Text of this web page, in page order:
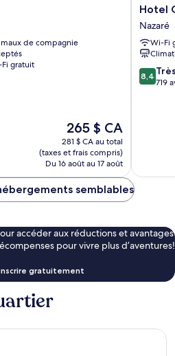
de compagnie
gratuit
Le
prix
est
de
265 $ CA
265 $ CA
281 $ CA au total
(taxes et frais compris)
Du 16 août au 17 août
Hotel
Oceano
Nazaré
Hotel
Nazaré
Wi-Fi
8.4
sur
8,4
719
semblables
accéder aux réductions et avantages
pour vivre plus d’aventures!
gratuitement